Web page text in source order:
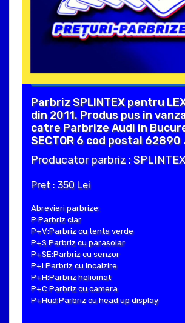
Parbriz SPLINTEX pentru
din 2011. Produs pus in
catre Parbrize Audi in
SECTOR 6 cod postal 62890
Producator parbriz : SPLINTEX
Pret : 350 Lei
Abrevieri parbrize:
P:Parbriz clar
P+V:Parbriz cu tenta verde
P+S:Parbriz cu parasolar
P+SE:Parbriz cu senzor
P+I:Parbriz cu incalzire
P+H:Parbriz heliomat
P+C:Parbriz cu camera
P+Hud:Parbriz cu head up display